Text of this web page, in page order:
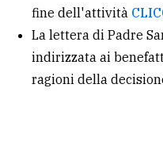
fine dell'attività
La lettera di Padre
indirizzata ai
ragioni della